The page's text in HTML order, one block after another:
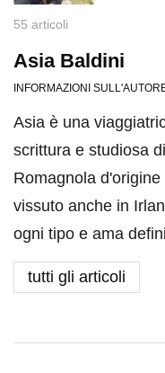
55 articoli
Asia Baldini
INFORMAZIONI
Asia è una
scrittura e studiosa
Romagnola
vissuto anche in
ogni tipo e ama
tutti gli articoli